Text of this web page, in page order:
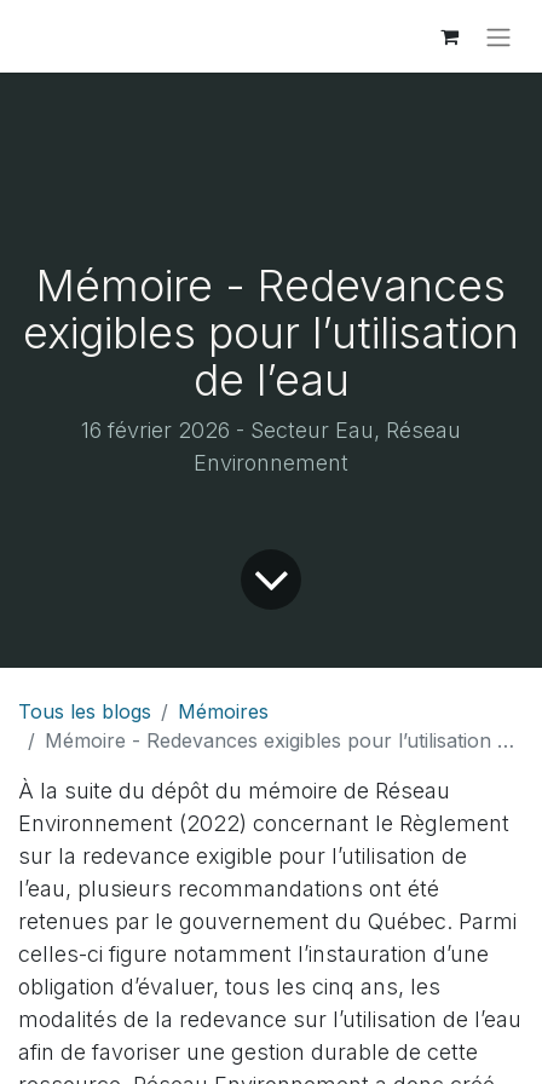
Mémoire - Redevances
exigibles pour l’utilisation
de l’eau
16 février 2026 - Secteur Eau, Réseau
Environnement
Tous les blogs
Mémoires
Mémoire - Redevances exigibles pour l’utilisation de l’eau
À la suite du dépôt du mémoire de Réseau
Environnement (2022) concernant le Règlement
sur la redevance exigible pour l’utilisation de
l’eau, plusieurs recommandations ont été
retenues par le gouvernement du Québec. Parmi
celles-ci figure notamment l’instauration d’une
obligation d’évaluer, tous les cinq ans, les
modalités de la redevance sur l’utilisation de l’eau
afin de favoriser une gestion durable de cette